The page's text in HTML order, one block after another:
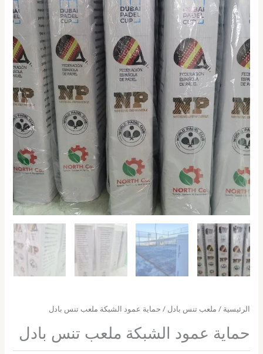
الرئيسية / ملعب تنس بادل / حماية عمود الشبكة ملعب تنس بادل
حماية عمود الشبكة ملعب تنس بادل